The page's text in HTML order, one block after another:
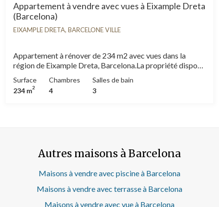
Appartement à vendre avec vues à Eixample Dreta
(Barcelona)
EIXAMPLE DRETA, BARCELONE VILLE
Appartement à rénover de 234 m2 avec vues dans la
région de Eixample Dreta, Barcelona.La propriété dispose
intégrées, balcon et salle de stockage.
Surface
234 m2
Chambres
4
Salles de bain
3
Autres maisons à Barcelona
Maisons à vendre avec piscine à Barcelona
Maisons à vendre avec terrasse à Barcelona
Maisons à vendre avec vue à Barcelona